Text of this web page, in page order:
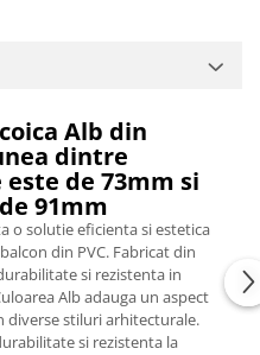
Alb din
dintre
de 73mm si
91mm
o solutie eficienta si estetica
din PVC. Fabricat din
si rezistenta in
Alb adauga un aspect
stiluri arhitecturale.
si rezistenta la